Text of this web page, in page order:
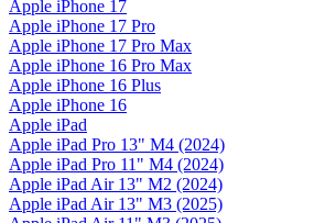
Apple iPhone 17
Apple iPhone 17 Pro
Apple iPhone 17 Pro Max
Apple iPhone 16 Pro Max
Apple iPhone 16 Plus
Apple iPhone 16
Apple iPad
Apple iPad Pro 13" M4 (2024)
Apple iPad Pro 11" M4 (2024)
Apple iPad Air 13" M2 (2024)
Apple iPad Air 13" M3 (2025)